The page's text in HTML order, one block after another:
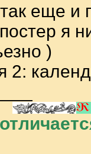
еще и
я
)
2: